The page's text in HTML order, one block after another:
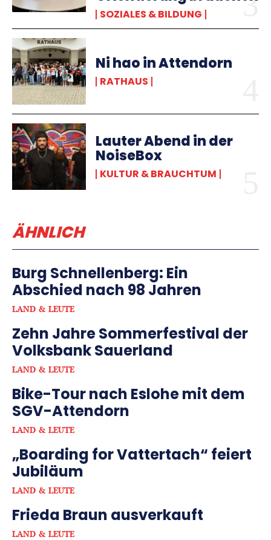
SOZIALES & BILDUNG
Ni hao in Attendorn
RATHAUS
Lauter Abend in der
NoiseBox
KULTUR & BRAUCHTUM
ÄHNLICH
Burg Schnellenberg: Ein
Abschied nach 98 Jahren
LAND & LEUTE
Zehn Jahre Sommerfestival der
Volksbank Sauerland
LAND & LEUTE
Bike-Tour nach Eslohe mit dem
SGV-Attendorn
LAND & LEUTE
„Boarding for Vattertach“ feiert
Jubiläum
LAND & LEUTE
Frieda Braun ausverkauft
LAND & LEUTE